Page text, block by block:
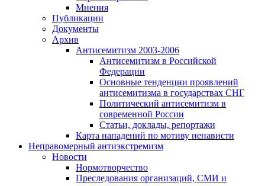
Мнения
Публикации
Документы
Архив
Антисемитизм 2003-2006
Антисемитизм в Российской
Федерации
Основные тенденции проявлений
антисемитизма в государствах СНГ
Политический антисемитизм в
современной России
Статьи, доклады, репортажи
Карта нападений по мотиву ненависти
Неправомерный антиэкстремизм
Новости
Нормотворчество
Преследования организаций, СМИ и